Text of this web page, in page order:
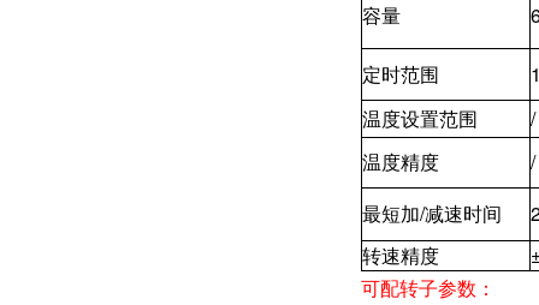
容量
定时范围
温度设置范围
/
温度精度
/
最短加/减速时间
转速精度
可配转子参数：